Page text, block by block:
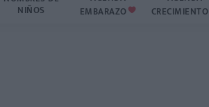
NIÑOS
EMBARAZO 
CRECIMIENTO